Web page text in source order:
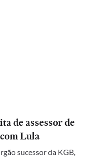
de assessor de
Lula
sucessor da KGB,